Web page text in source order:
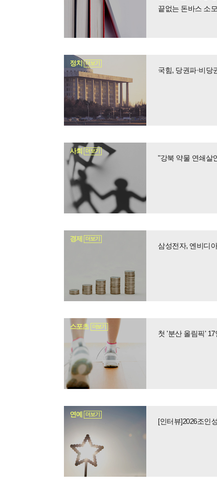
끝없는 돈바스 소
정치 더보기
사회 더보기
"강북 약물 연쇄살
경제 더보기
삼성전자, 엔비디
스포츠 더보기
연예 더보기
[인터뷰]2026조인